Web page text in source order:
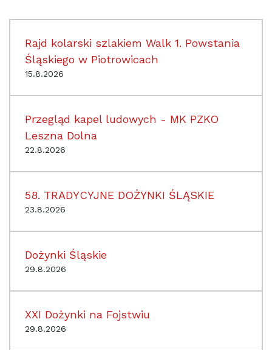
Rajd kolarski szlakiem Walk 1. Powstania
Śląskiego w Piotrowicach
15.8.2026
Przegląd kapel ludowych - MK PZKO
Leszna Dolna
22.8.2026
58. TRADYCYJNE DOŻYNKI ŚLĄSKIE
23.8.2026
Dożynki Śląskie
29.8.2026
XXI Dożynki na Fojstwiu
29.8.2026